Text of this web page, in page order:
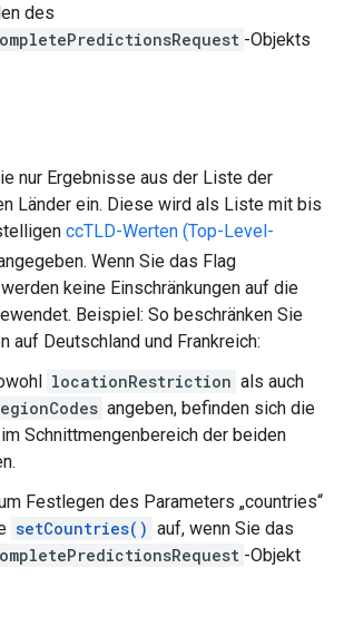
des
-Objekts
nur Ergebnisse aus der Liste der
Länder ein. Diese wird als Liste mit bis
ccTLD-Werten (Top-Level-
Wenn Sie das Flag
keine Einschränkungen auf die
Beispiel: So beschränken Sie
auf Deutschland und Frankreich:
locationRestriction als auch
angeben, befinden sich die
Schnittmengenbereich der beiden
Festlegen des Parameters „countries“
setCountries() auf, wenn Sie das
-Objekt